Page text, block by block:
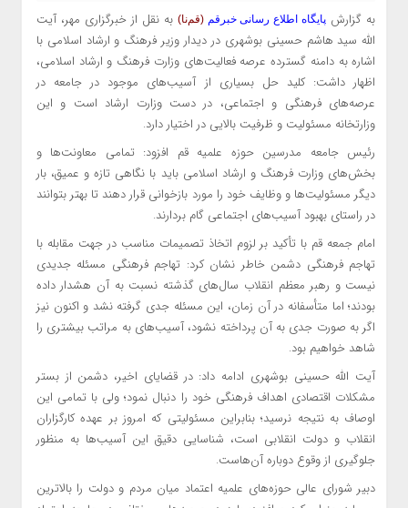
به گزارش پایگاه اطلاع رسانی خبرقم (قم‌نا)
به نقل از خبرگزاری مهر، آیت
الله سید هاشم حسینی بوشهری در دیدار وزیر فرهنگ و ارشاد اسلامی با
اشاره به دامنه گسترده عرصه فعالیت‌های وزارت فرهنگ و ارشاد اسلامی،
اظهار داشت: کلید حل بسیاری از آسیب‌های موجود در جامعه در
عرصه‌های فرهنگی و اجتماعی، در دست وزارت ارشاد است و این
وزارتخانه مسئولیت و ظرفیت بالایی در اختیار دارد.
رئیس جامعه مدرسین حوزه علمیه قم افزود: تمامی معاونت‌ها و
بخش‌های وزارت فرهنگ و ارشاد اسلامی باید با نگاهی تازه و عمیق، بار
دیگر مسئولیت‌ها و وظایف خود را مورد بازخوانی قرار دهند تا بهتر بتوانند
در راستای بهبود آسیب‌های اجتماعی گام بردارند.
امام جمعه قم با تأکید بر لزوم اتخاذ تصمیمات مناسب در جهت مقابله با
تهاجم فرهنگی دشمن خاطر نشان کرد: تهاجم فرهنگی مسئله جدیدی
نیست و رهبر معظم انقلاب سال‌های گذشته نسبت به آن هشدار داده
بودند؛ اما متأسفانه در آن زمان، این مسئله جدی گرفته نشد و اکنون نیز
اگر به صورت جدی به آن پرداخته نشود، آسیب‌های به مراتب بیشتری را
شاهد خواهیم بود.
آیت الله حسینی بوشهری ادامه داد: در قضایای اخیر، دشمن از بستر
مشکلات اقتصادی اهداف فرهنگی خود را دنبال نمود؛ ولی با تمامی این
اوصاف به نتیجه نرسید؛ بنابراین مسئولیتی که امروز بر عهده کارگزاران
انقلاب و دولت انقلابی است، شناسایی دقیق این آسیب‌ها به منظور
جلوگیری از وقوع دوباره آن‌هاست.
دبیر شورای عالی حوزه‌های علمیه اعتماد میان مردم و دولت را بالاترین